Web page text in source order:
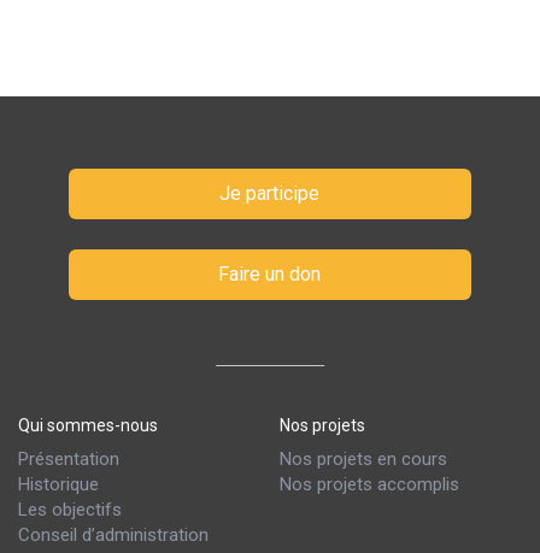
Je participe
Faire un don
Qui sommes-nous
Présentation
Historique
Les objectifs
Conseil d’administration
Nos projets
Nos projets en cours
Nos projets accomplis